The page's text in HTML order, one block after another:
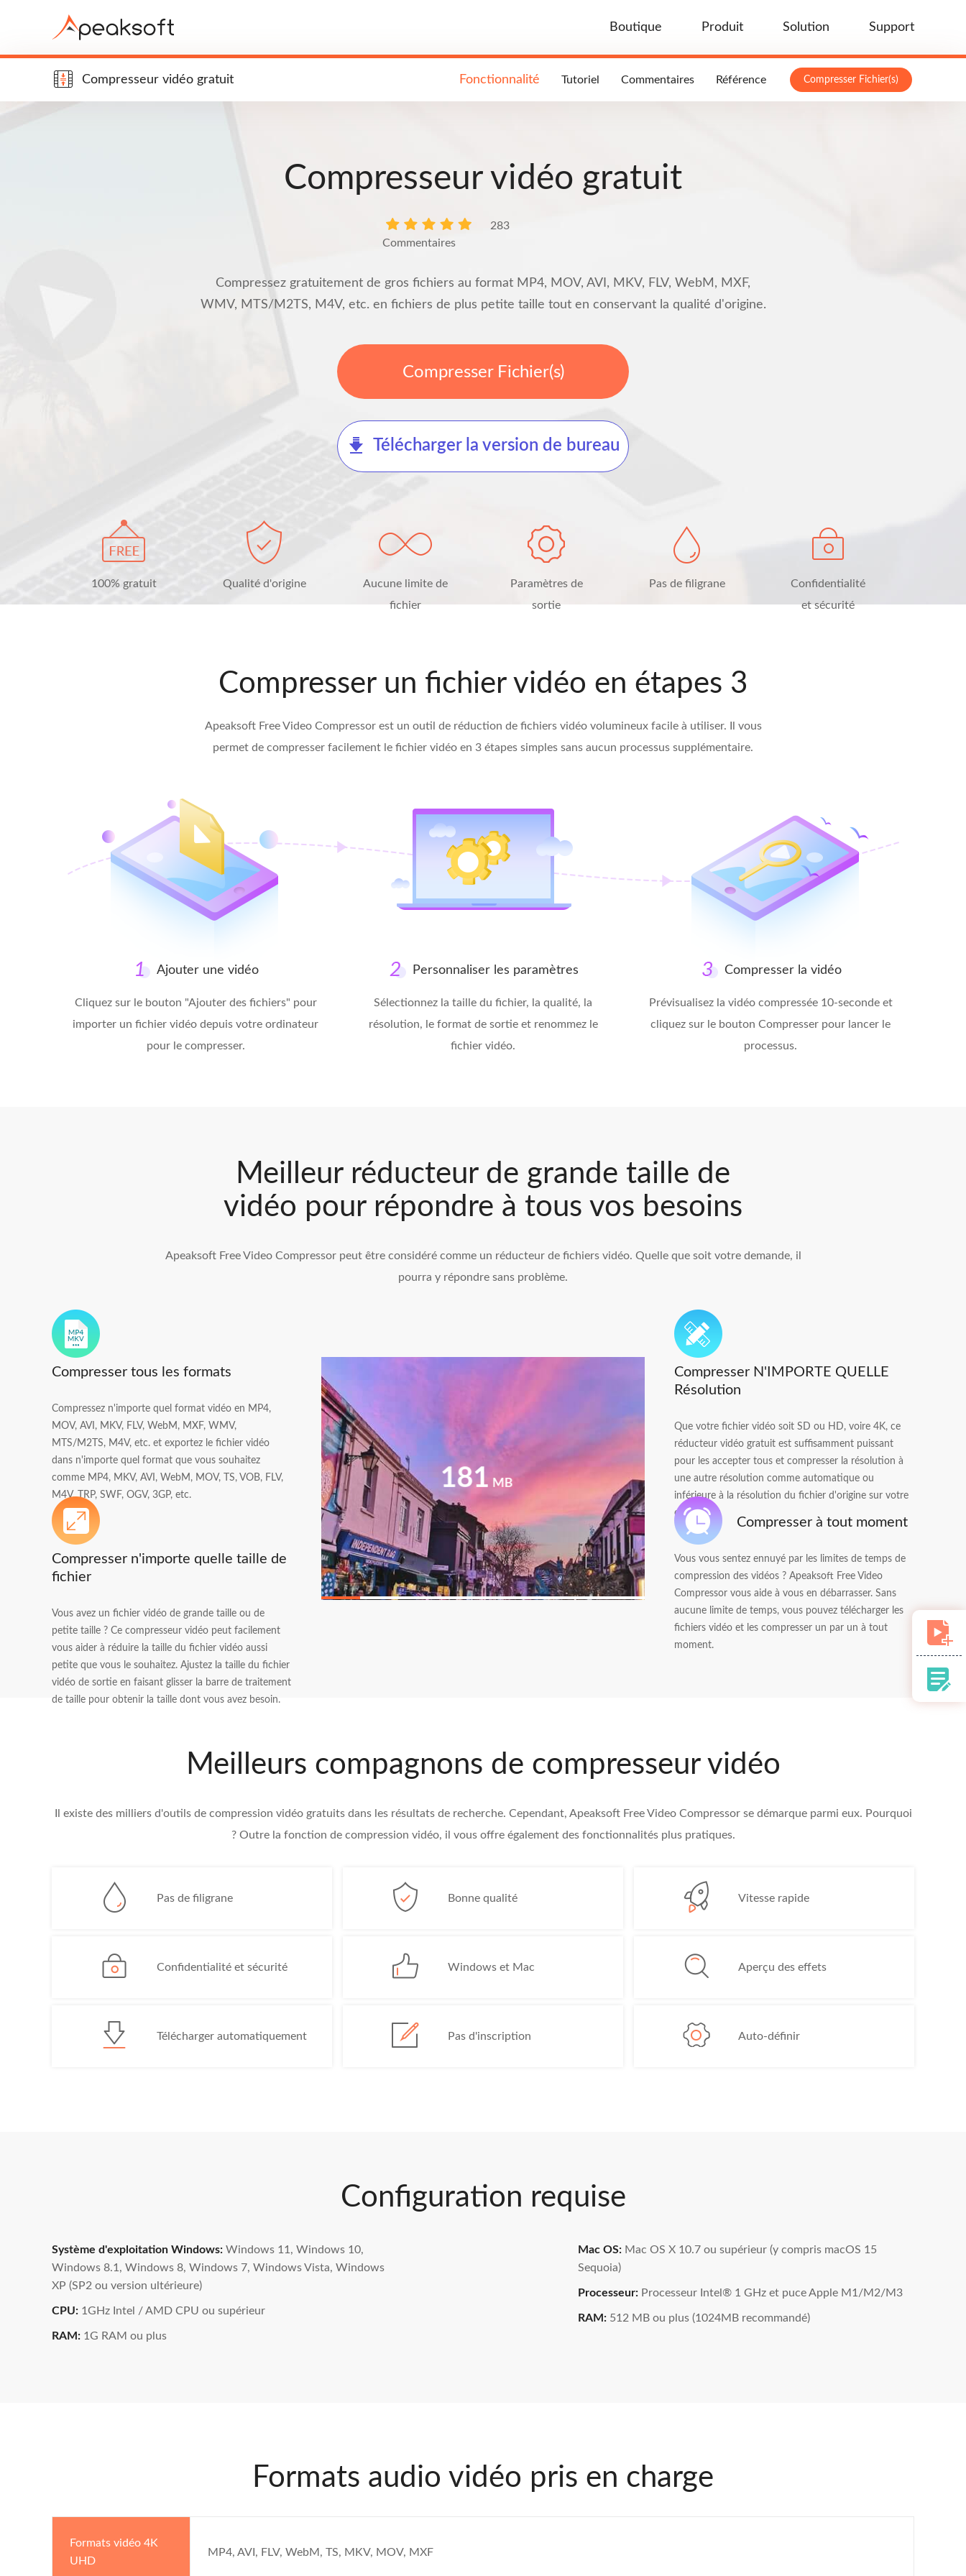
Boutique Produit Solution Support
Compresseur vidéo gratuit Compresser Fichier(s)
Fonctionnalité Tutoriel Commentaires Référence
Compresseur vidéo gratuit
283
Commentaires
Compressez gratuitement de gros fichiers au format MP4, MOV, AVI, MKV, FLV, WebM, MXF,
WMV, MTS/M2TS, M4V, etc. en fichiers de plus petite taille tout en conservant la qualité d'origine.
Compresser Fichier(s)
Télécharger la version de bureau
100% gratuit Qualité d'origine
Aucune limite de
fichier
Paramètres de
sortie
Pas de filigrane
Confidentialité
et sécurité
Compresser un fichier vidéo en étapes 3
Apeaksoft Free Video Compressor est un outil de réduction de fichiers vidéo volumineux facile à utiliser. Il vous
permet de compresser facilement le fichier vidéo en 3 étapes simples sans aucun processus supplémentaire.
Ajouter une vidéo
Cliquez sur le bouton "Ajouter des fichiers" pour
importer un fichier vidéo depuis votre ordinateur
pour le compresser.
Personnaliser les paramètres
Sélectionnez la taille du fichier, la qualité, la
résolution, le format de sortie et renommez le
fichier vidéo.
Compresser la vidéo
Prévisualisez la vidéo compressée 10-seconde et
cliquez sur le bouton Compresser pour lancer le
processus.
Meilleur réducteur de grande taille de
vidéo pour répondre à tous vos besoins
Apeaksoft Free Video Compressor peut être considéré comme un réducteur de fichiers vidéo. Quelle que soit votre demande, il
pourra y répondre sans problème.
Compresser tous les formats
Compressez n'importe quel format vidéo en MP4,
MOV, AVI, MKV, FLV, WebM, MXF, WMV,
MTS/M2TS, M4V, etc. et exportez le fichier vidéo
dans n'importe quel format que vous souhaitez
comme MP4, MKV, AVI, WebM, MOV, TS, VOB, FLV,
M4V, TRP, SWF, OGV, 3GP, etc.
Compresser N'IMPORTE QUELLE
Résolution
Que votre fichier vidéo soit SD ou HD, voire 4K, ce
réducteur vidéo gratuit est suffisamment puissant
pour les accepter tous et compresser la résolution à
une autre résolution comme automatique ou
inférieure à la résolution du fichier d'origine sur votre
ordinateur.
119 MB
Compresser n'importe quelle taille de
fichier
Vous avez un fichier vidéo de grande taille ou de
petite taille ? Ce compresseur vidéo peut facilement
vous aider à réduire la taille du fichier vidéo aussi
petite que vous le souhaitez. Ajustez la taille du fichier
vidéo de sortie en faisant glisser la barre de traitement
de taille pour obtenir la taille dont vous avez besoin.
Compresser à tout moment
Vous vous sentez ennuyé par les limites de temps de
compression des vidéos ? Apeaksoft Free Video
Compressor vous aide à vous en débarrasser. Sans
aucune limite de temps, vous pouvez télécharger les
fichiers vidéo et les compresser un par un à tout
moment.
Meilleurs compagnons de compresseur vidéo
Il existe des milliers d'outils de compression vidéo gratuits dans les résultats de recherche. Cependant, Apeaksoft Free Video Compressor se démarque parmi eux. Pourquoi
? Outre la fonction de compression vidéo, il vous offre également des fonctionnalités plus pratiques.
Pas de filigrane Bonne qualité Vitesse rapide
Confidentialité et sécurité Windows et Mac Aperçu des effets
Télécharger automatiquement Pas d'inscription Auto-définir
Configuration requise
Système d'exploitation Windows: Windows 11, Windows 10,
Windows 8.1, Windows 8, Windows 7, Windows Vista, Windows
XP (SP2 ou version ultérieure)
CPU: 1GHz Intel / AMD CPU ou supérieur
RAM: 1G RAM ou plus
Mac OS: Mac OS X 10.7 ou supérieur (y compris macOS 15
Sequoia)
Processeur: Processeur Intel® 1 GHz et puce Apple M1/M2/M3
RAM: 512 MB ou plus (1024MB recommandé)
Formats audio vidéo pris en charge
Formats vidéo 4K
UHD
MP4, AVI, FLV, WebM, TS, MKV, MOV, MXF